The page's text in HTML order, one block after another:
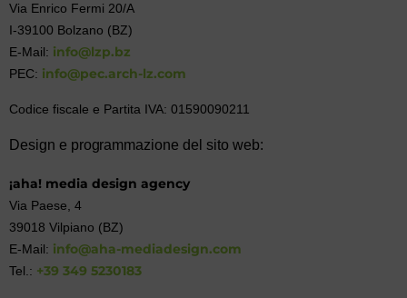
Via Enrico Fermi 20/A
I-39100 Bolzano (BZ)
E-Mail: info@lzp.bz
PEC: info@pec.arch-lz.com
Codice fiscale e Partita IVA: 01590090211
Design e programmazione del sito web:
¡aha! media design agency
Via Paese, 4
39018 Vilpiano (BZ)
E-Mail: info@aha-mediadesign.com
Tel.: +39 349 5230183